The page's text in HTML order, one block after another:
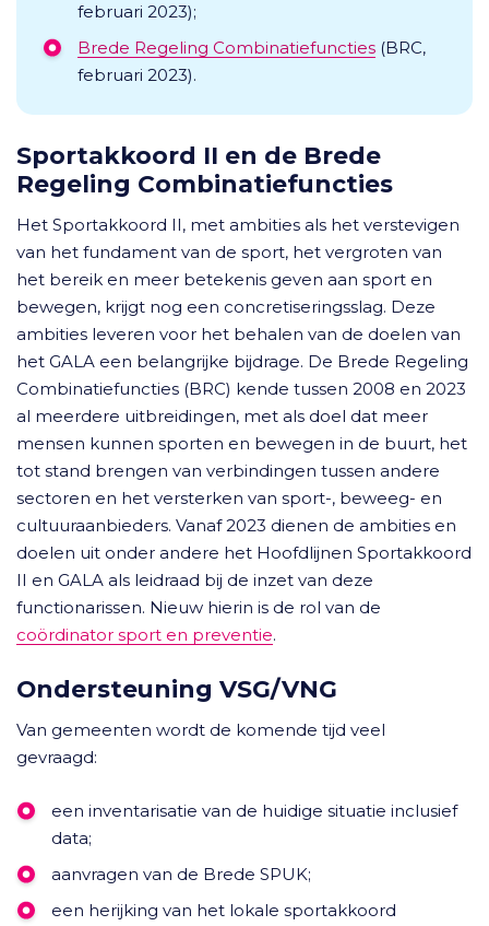
februari 2023);
Brede Regeling Combinatiefuncties (BRC,
februari 2023).
Sportakkoord II en de Brede
Regeling Combinatiefuncties
Het Sportakkoord II, met ambities als het verstevigen
van het fundament van de sport, het vergroten van
het bereik en meer betekenis geven aan sport en
bewegen, krijgt nog een concretiseringsslag. Deze
ambities leveren voor het behalen van de doelen van
het GALA een belangrijke bijdrage. De Brede Regeling
Combinatiefuncties (BRC) kende tussen 2008 en 2023
al meerdere uitbreidingen, met als doel dat meer
mensen kunnen sporten en bewegen in de buurt, het
tot stand brengen van verbindingen tussen andere
sectoren en het versterken van sport-, beweeg- en
cultuuraanbieders. Vanaf 2023 dienen de ambities en
doelen uit onder andere het Hoofdlijnen Sportakkoord
II en GALA als leidraad bij de inzet van deze
functionarissen. Nieuw hierin is de rol van de
coördinator sport en preventie.
Ondersteuning VSG/VNG
Van gemeenten wordt de komende tijd veel
gevraagd:
een inventarisatie van de huidige situatie inclusief
data;
aanvragen van de Brede SPUK;
een herijking van het lokale sportakkoord